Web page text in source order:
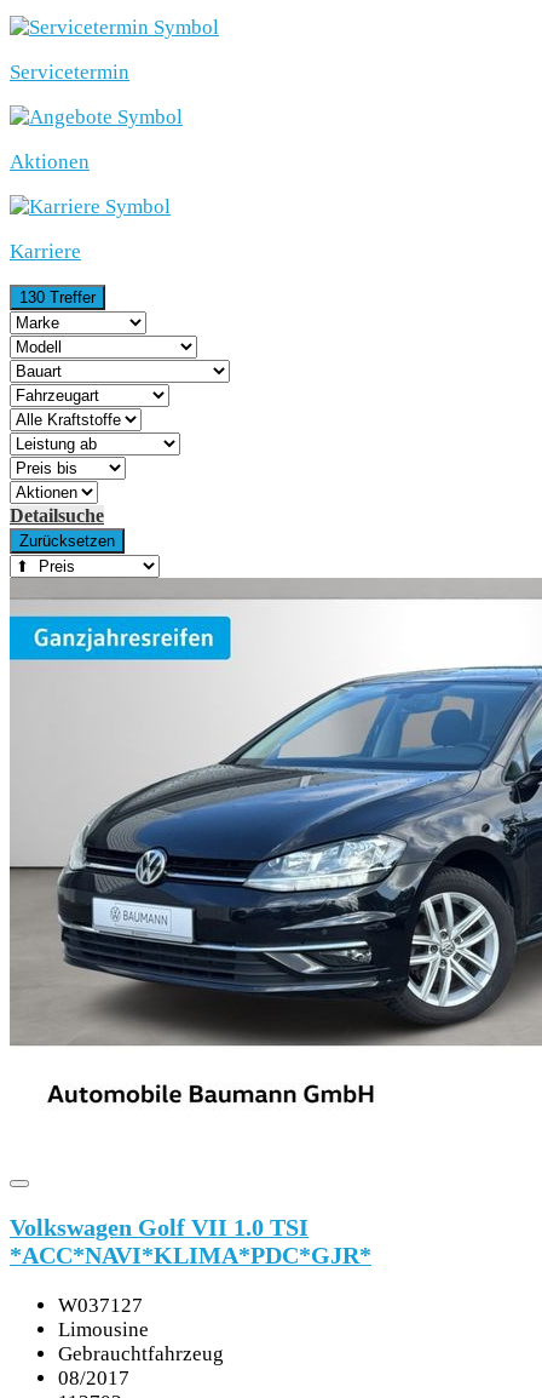
Servicetermin
Aktionen
Karriere
130 Treffer
Detailsuche
Zurücksetzen
Volkswagen Golf VII 1.0 TSI
*ACC*NAVI*KLIMA*PDC*GJR*
W037127
Limousine
Gebrauchtfahrzeug
08/2017